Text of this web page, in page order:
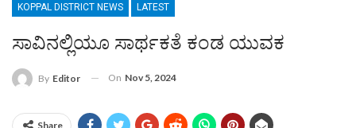
KOPPAL DISTRICT NEWS LATEST
ಸಾವಿನಲ್ಲಿಯೂ ಸಾರ್ಥಕತೆ ಕಂಡ ಯುವಕ
By Editor On Nov 5, 2024
Share